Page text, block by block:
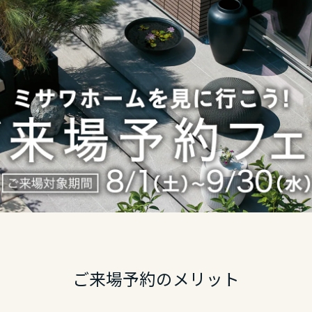
ご来場予約のメリット